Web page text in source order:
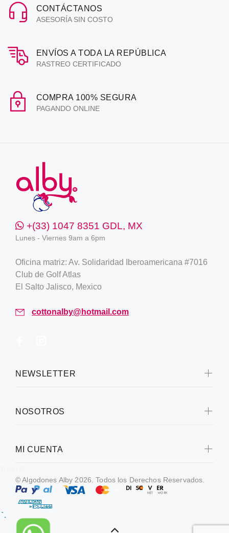
CONTÁCTANOS
ASESORÍA SIN COSTO
ENVÍOS A TODA LA REPÚBLICA
RASTREO CERTIFICADO
COMPRA 100% SEGURA
PAGANDO ONLINE
+(33) 1047 8351 GDL, MX
Lunes - Viernes 9am a 6pm
Oficina matriz: Av. Solidaridad Iberoamericana #7016
Club de Golf Atlas
El Salto Jalisco, Mexico
cottonalby@hotmail.com
NEWSLETTER
NOSOTROS
MI CUENTA
© Algodones Alby 2026. Todos los Derechos Reservados.
x
¿Preguntas?